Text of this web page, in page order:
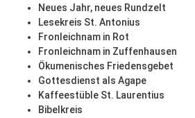
Neues Jahr, neues Rundzelt
Lesekreis St. Antonius
Fronleichnam in Rot
Fronleichnam in Zuffenhausen
Ökumenisches Friedensgebet
Gottesdienst als Agape
Kaffeestüble St. Laurentius
Bibelkreis